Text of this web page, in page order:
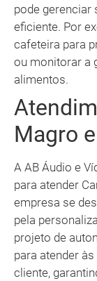
pode gerenciar
eficiente. Por
cafeteira para
ou monitorar a
alimentos.
Magro
A AB Áudio e
para atender
empresa se
pela
projeto de
para atender
cliente,